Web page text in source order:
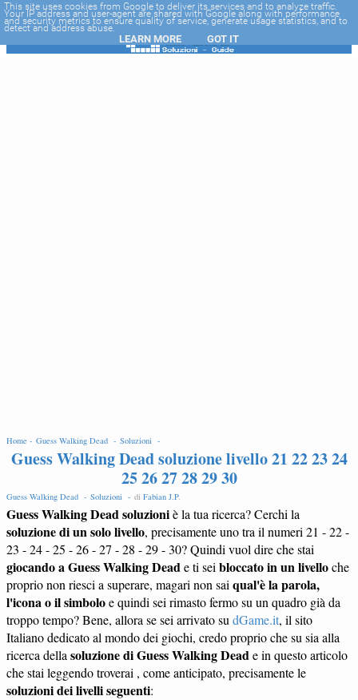
-->
Home - Guess Walking Dead - Soluzioni -
Guess Walking Dead soluzione livello 21 22 23 24
25 26 27 28 29 30
Guess Walking Dead - Soluzioni - di Fabian J.P.
Guess Walking Dead soluzioniè la tua ricerca? Cerchi la
soluzione di un solo livello, precisamente uno tra il numeri 21 - 22 -
23 - 24 - 25 - 26 - 27 - 28 - 29 - 30? Quindi vuol dire che stai
giocando a Guess Walking Deade ti sei bloccato in un livelloche
proprio non riesci a superare, magari non sai qual'è la parola,
l'icona o il simboloe quindi sei rimasto fermo su un quadro già da
troppo tempo? Bene, allora se sei arrivato su dGame.it, il sito
Italiano dedicato al mondo dei giochi, credo proprio che su sia alla
ricerca della soluzione di Guess Walking Deade in questo articolo
che stai leggendo troverai , come anticipato, precisamente le
soluzioni dei livelli seguenti:
This site uses cookies from Google to deliver its services and to analyze traffic.
Your IP address and user-agent are shared with Google along with performance
and security metrics to ensure quality of service, generate usage statistics, and to
detect and address abuse.
LEARN MORE GOT IT